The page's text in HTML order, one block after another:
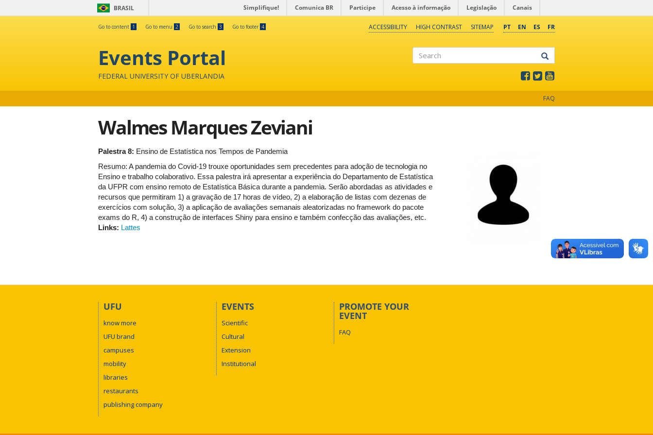
BRASIL Simplifique! Comunica BR Participe Acesso à informação Legislação Canais
Go to content 1 Go to menu 2 Go to search 3 Go to footer 4 PT EN ES FR
ACCESSIBILITY HIGH CONTRAST SITEMAP
Events Portal
FEDERAL UNIVERSITY OF UBERLANDIA
FAQ
Walmes Marques Zeviani
Palestra 8: Ensino de Estatística nos Tempos de Pandemia
Resumo: A pandemia do Covid-19 trouxe oportunidades sem precedentes para adoção de tecnologia no
Ensino e trabalho colaborativo. Essa palestra irá apresentar a experiência do Departamento de Estatística
da UFPR com ensino remoto de Estatística Básica durante a pandemia. Serão abordadas as atividades e
recursos que permitiram 1) a gravação de 17 horas de vídeo, 2) a elaboração de listas com dezenas de
exercícios com solução, 3) a aplicação de avaliações semanais aleatorizadas no framework do pacote
exams do R, 4) a construção de interfaces Shiny para ensino e também confecção das avaliações, etc.
Links: Lattes
UFU
know more
UFU brand
campuses
mobility
libraries
restaurants
publishing company
EVENTS
Scientific
Cultural
Extension
Institutional
PROMOTE YOUR
EVENT
FAQ